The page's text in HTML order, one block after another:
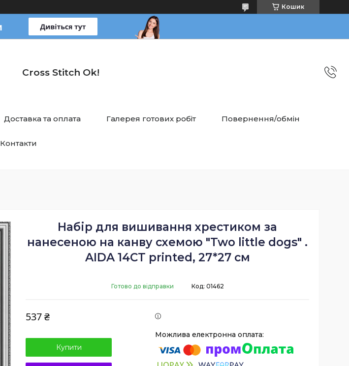
Кошик
Cross Stitch Ok!
Доставка та оплата Галерея готових робіт Повернення/обмін
Контакти
Набір для вишивання хрестиком за
нанесеною на канву схемою "Two little dogs" .
AIDA 14CT printed, 27*27 см
Готово до відправки Код: 01462
537 ₴
Купити